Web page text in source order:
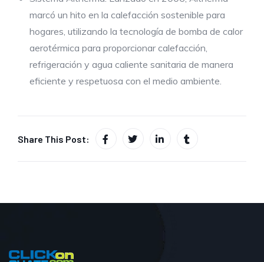
marcó un hito en la calefacción sostenible para
hogares, utilizando la tecnología de bomba de calor
aerotérmica para proporcionar calefacción,
refrigeración y agua caliente sanitaria de manera
eficiente y respetuosa con el medio ambiente.
Share This Post: